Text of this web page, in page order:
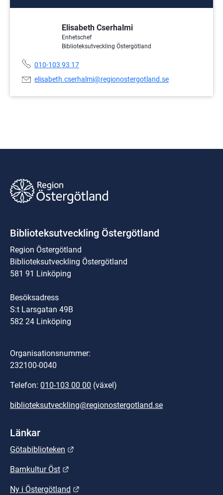
Elisabeth Cserhalmi
Enhetschef
Biblioteksutveckling Östergötland
Telefonnummer:
010-103 93 17
E-
elisabeth.cserhalmi@regionostergotland.se
Biblioteksutveckling Östergötland
Region Östergötland
Biblioteksutveckling Östergötland
581 91 Linköping
Besöksadress
S:t Larsgatan 49B
582 24 Linköping
Organisationsnummer:
232100-0040
Telefon: 010-103 00 00 (växel)
biblioteksutveckling@regionostergotland.se
Länkar
Götabiblioteken
Barnkultur Öst
Ny i Östergötland